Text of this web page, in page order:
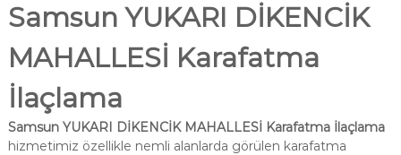
Samsun YUKARI DİKENCİK
MAHALLESİ Karafatma
İlaçlama
Samsun YUKARI DİKENCİK MAHALLESİ Karafatma İlaçlama
hizmetimiz özellikle nemli alanlarda görülen karafatma